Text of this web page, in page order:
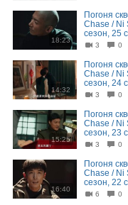
18:23
Погоня
Chase / Ni
сезон, 25
3 0
14:32
Погоня
Chase / Ni
сезон, 24
3 0
15:25
Погоня
Chase / Ni
сезон, 23
3 0
16:40
Погоня
Chase / Ni
сезон, 22
6 0